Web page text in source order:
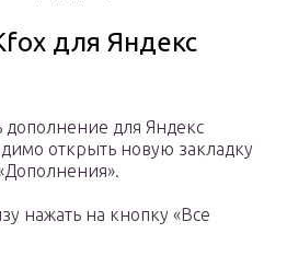
для Яндекс
дополнение для Яндекс
открыть новую закладку
нажать на кнопку «Все